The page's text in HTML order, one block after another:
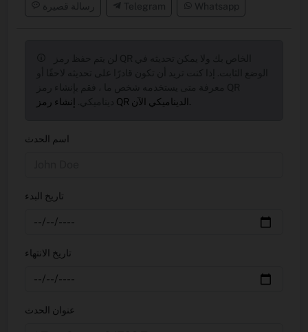
رسالة قصيرة Telegram Whatsapp
اسم الحدث
تاريخ البدء
تاريخ الانتهاء
عنوان الحدث